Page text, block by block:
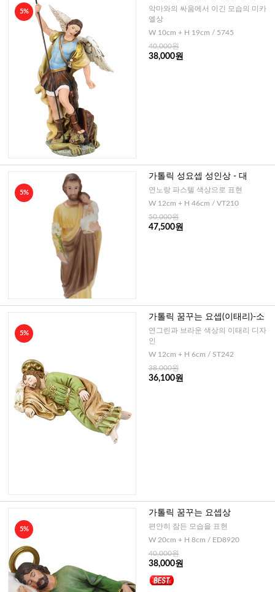
5%
천사
악마와의 싸움에서 이긴 모습의 미카
엘상
W 10cm + H 19cm / 5745
40,000원
38,000원
5%
가톨릭 성요셉 성인상 - 대
연노랑 파스텔 색상으로 표현
W 12cm + H 46cm / VT210
50,000원
47,500원
5%
가톨릭 꿈꾸는 요셉(이태리)-소
연그린과 브라운 색상의 이태리 디자
인
W 12cm + H 6cm / ST242
38,000원
36,100원
5%
가톨릭 꿈꾸는 요셉상
편안히 잠든 모습을 표현
W 20cm + H 8cm / ED8920
40,000원
38,000원